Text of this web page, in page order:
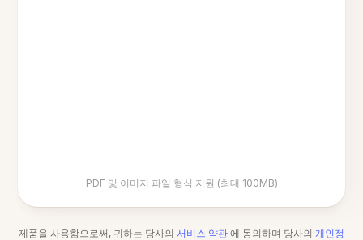
PDF 및 이미지 파일 형식 지원 (최대 100MB)
제품을 사용함으로써, 귀하는 당사의 서비스 약관 에 동의하며 당사의 개인정